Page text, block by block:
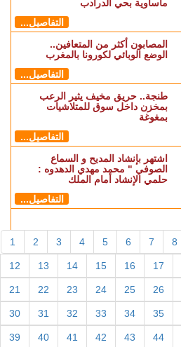
مأساوية بحي الدرادب
التفاصيل...
المصابون أكثر من المتعافين..
الوضع الوبائي لكورونا بالمغرب
التفاصيل...
طنجة.. حريق مخيف يثير الرعب
بمخزن داخل سوق للمتلاشيات
بمغوغة
التفاصيل...
اشتهر بإنشاد المديح و السماع
الصوفي " محمد مهدي الدهدوه :
حلمي الإنشاد أمام الملك
التفاصيل...
1 2 3 4 5 6 7 8
12 13 14 15 16 17
21 22 23 24 25 26
30 31 32 33 34 35
39 40 41 42 43 44